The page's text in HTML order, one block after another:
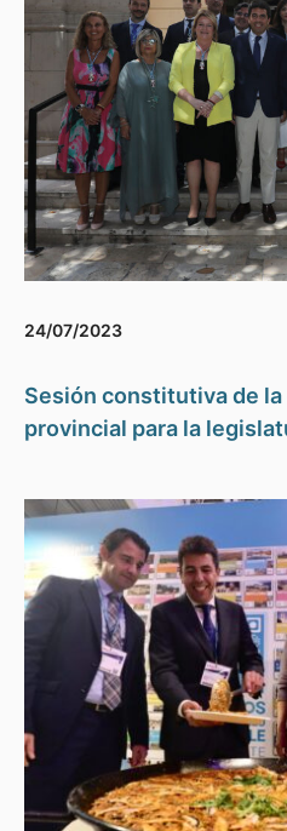
24/07/2023
Sesión constitutiva de
provincial para la